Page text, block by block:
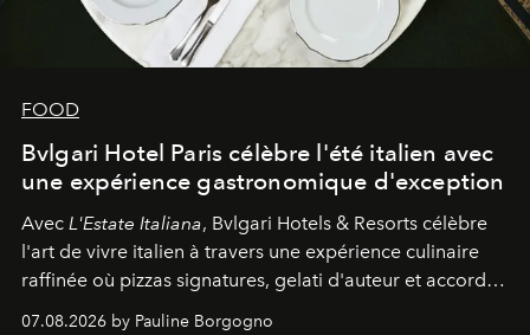
FOOD
Bvlgari Hotel Paris célèbre l'été italien avec
une expérience gastronomique d'exception
Avec L'Estate Italiana, Bvlgari Hotels & Resorts célèbre
l'art de vivre italien à travers une expérience culinaire
raffinée où pizzas signatures, gelati d'auteur et accords
07.08.2026 by Pauline Borgogno